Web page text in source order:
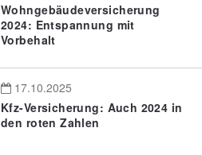
Wohngebäudeversicherung
2024: Entspannung mit
Vorbehalt
17.10.2025
Kfz-Versicherung: Auch 2024 in
den roten Zahlen